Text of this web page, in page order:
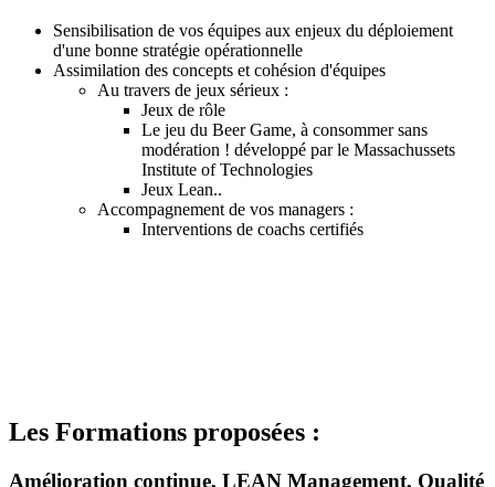
Sensibilisation de vos équipes aux enjeux du déploiement
d'une bonne stratégie opérationnelle
Assimilation des concepts et cohésion d'équipes
Au travers de jeux sérieux :
Jeux de rôle
Le jeu du Beer Game, à consommer sans
modération ! développé par le Massachussets
Institute of Technologies
Jeux Lean..
Accompagnement de vos managers :
Interventions de coachs certifiés
Les Formations proposées :
Amélioration continue, LEAN Management, Qualité